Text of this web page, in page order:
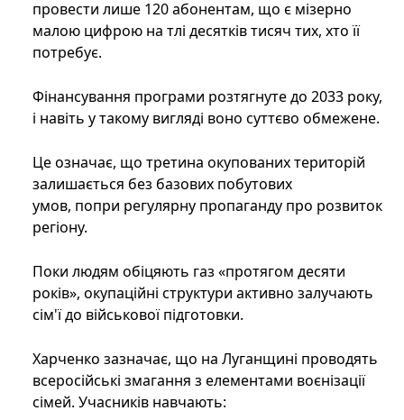
провести лише 120 абонентам, що є мізерно
малою цифрою на тлі десятків тисяч тих, хто її
потребує.
Фінансування програми розтягнуте до 2033 року,
і навіть у такому вигляді воно суттєво обмежене.
Це означає, що третина окупованих територій
залишається без базових побутових
умов, попри регулярну пропаганду про розвиток
регіону.
Поки людям обіцяють газ «протягом десяти
років», окупаційні структури активно залучають
сім'ї до військової підготовки.
Харченко зазначає, що на Луганщині проводять
всеросійські змагання з елементами воєнізації
сімей. Учасників навчають: